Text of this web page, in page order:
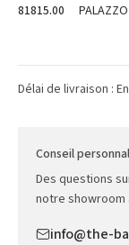
81815.00
Délai de livraison :
Conseil
Des questions
notre showroom
info@the-